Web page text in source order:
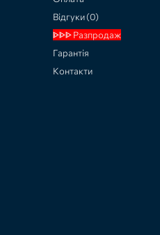
Відгуки (0)
ᐈᐈᐈ Разпродаж
Гарантія
Контакти